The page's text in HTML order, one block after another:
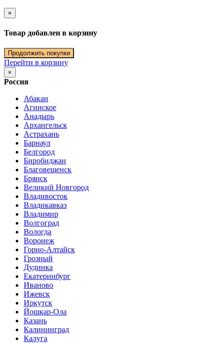
×
Товар добавлен в корзину
Продолжить покупки
Перейти в корзину
×
Россия
Абакан
Агинское
Анадырь
Архангельск
Астрахань
Барнаул
Белгород
Биробиджан
Благовещенск
Брянск
Великий Новгород
Владивосток
Владикавказ
Владимир
Волгоград
Вологда
Воронеж
Горно-Алтайск
Грозный
Дудинка
Екатеринбург
Иваново
Ижевск
Иркутск
Йошкар-Ола
Казань
Калининград
Калуга